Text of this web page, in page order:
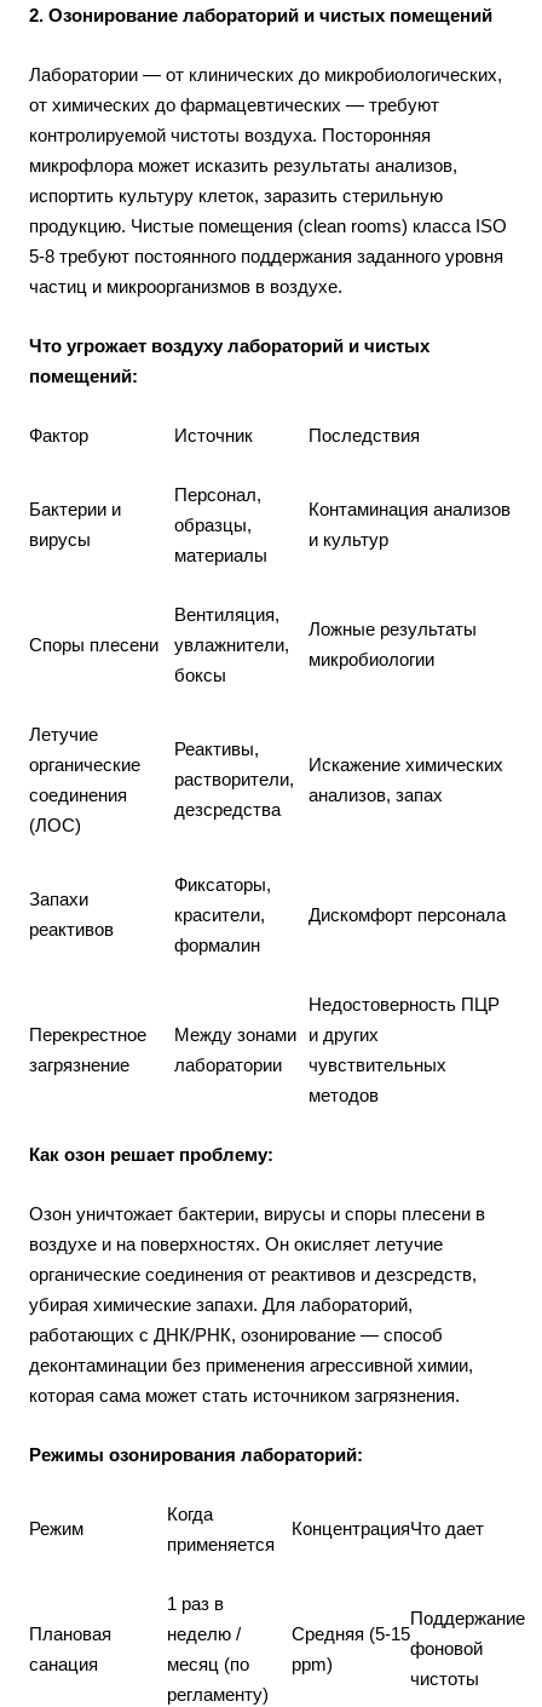
2. Озонирование лабораторий и чистых помещений
Лаборатории — от клинических до микробиологических,
от химических до фармацевтических — требуют
контролируемой чистоты воздуха. Посторонняя
микрофлора может исказить результаты анализов,
испортить культуру клеток, заразить стерильную
продукцию. Чистые помещения (clean rooms) класса ISO
5-8 требуют постоянного поддержания заданного уровня
частиц и микроорганизмов в воздухе.
Что угрожает воздуху лабораторий и чистых
помещений:
Фактор Источник Последствия
Бактерии и
вирусы
Персонал,
образцы,
материалы
Контаминация анализов
и культур
Споры плесени
Вентиляция,
увлажнители,
боксы
Ложные результаты
микробиологии
Летучие
органические
соединения
(ЛОС)
Реактивы,
растворители,
дезсредства
Искажение химических
анализов, запах
Запахи
реактивов
Фиксаторы,
красители,
формалин
Дискомфорт персонала
Перекрестное
загрязнение
Между зонами
лаборатории
Недостоверность ПЦР
и других
чувствительных
методов
Как озон решает проблему:
Озон уничтожает бактерии, вирусы и споры плесени в
воздухе и на поверхностях. Он окисляет летучие
органические соединения от реактивов и дезсредств,
убирая химические запахи. Для лабораторий,
работающих с ДНК/РНК, озонирование — способ
деконтаминации без применения агрессивной химии,
которая сама может стать источником загрязнения.
Режимы озонирования лабораторий:
Режим
Когда
применяется
КонцентрацияЧто дает
Плановая
санация
1 раз в
неделю /
месяц (по
регламенту)
Средняя (5-15
ppm)
Поддержание
фоновой
чистоты